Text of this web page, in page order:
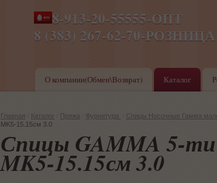
8-913-20-55555-ОПТ
8 (383) 267-62-70-
ПН-ПТ 8-17,СБ-ВС 9-17
О компании(Обмен\Возврат) Каталог
Главная Каталог Пряжа Фурнитура Спицы Носочные Гамма
MK5-15.15см 3.0
Спицы GAMMA 5-
MK5-15.15см 3.0